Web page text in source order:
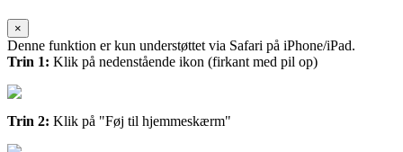
×
Denne funktion er kun understøttet via Safari på iPhone/iPad.
Trin 1: Klik på nedenstående ikon (firkant med pil op)
Trin 2: Klik på "Føj til hjemmeskærm"